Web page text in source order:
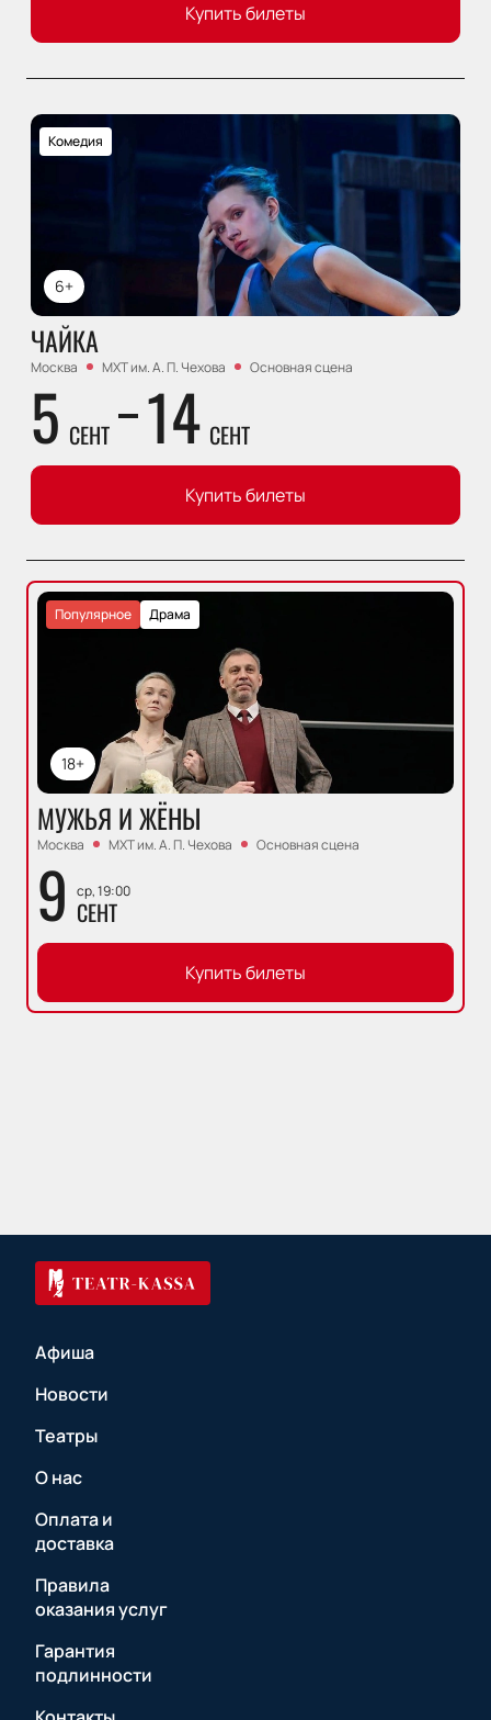
Купить билеты
6+
Комедия
ЧАЙКА
Москва МХТ им. А. П. Чехова Основная сцена
5 СЕНТ 14 СЕНТ
Купить билеты
18+
Драма
Популярное
МУЖЬЯ И ЖЁНЫ
Москва МХТ им. А. П. Чехова Основная сцена
9 ср, 19:00
СЕНТ
Купить билеты
Афиша
Новости
Театры
О нас
Оплата и
доставка
Правила
оказания услуг
Гарантия
подлинности